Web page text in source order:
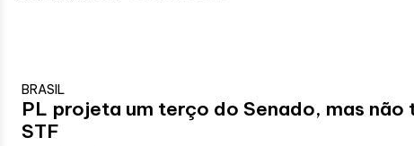
BRASIL
PL projeta um terço do Senado, mas
STF